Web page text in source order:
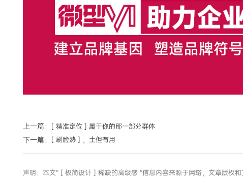
上一篇： [ 精准定位 ] 属于你的那一部分群体
下一篇： [ 刷脸熟 ] ，土但有用
声明：本文“ [ 极简设计 ] 稀缺的高级感 ”信息内容来源于网络，文章版权